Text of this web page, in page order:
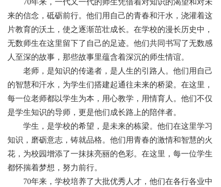
70年来 ， 一代又一代的师生凭借着对知识的渴望和对未
来的信念，砥砺前行。他们用自己的青春和汗水，浇灌着这
片教育的沃土，使之逐渐茁壮成长。在学校的漫长历史中，
无数师生在这里留下了自己的足迹。他们共同书写了无数感
人至深的故事，那些故事里蕴含着深沉的师生情谊。
老师，是知识的传递者，是人生的引路人。他们用自己
的智慧和汗水，为学生们搭建起通往未来的桥梁。在这里，
每一位老师都以学生为本，用心教学，用情育人。他们不仅
是学生知识的导师，更是他们成长路上的陪伴者。
学生，是学校的希望，是未来的栋梁。他们在这里学习
知识，磨砺意志，铸就品格。他们用青春的激情和智慧的火
花，为校园增添了一抹抹亮丽的色彩。在这里，每一位学生
都怀揣着梦想，努力前行。
70年来，学校培养了大批优秀人才，他们在各行各业中